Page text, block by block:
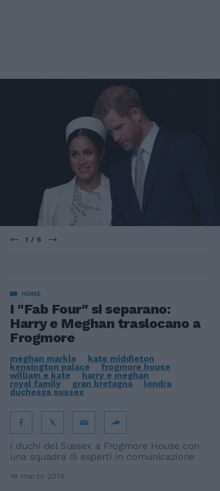
1 / 6
HOME
I "Fab Four" si separano:
Harry e Meghan traslocano a
Frogmore
meghan markle
kate middleton
kensington palace
frogmore house
william e kate
harry e meghan
royal family
gran bretagna
londra
duchessa sussex
I duchi del Sussex a Frogmore House con
una squadra di esperti in comunicazione
16 marzo 2019